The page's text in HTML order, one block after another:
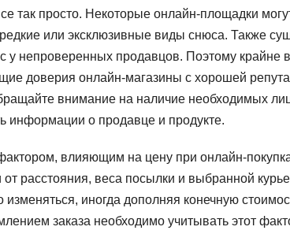
так просто. Некоторые онлайн-площадки
или эксклюзивные виды снюса. Также
у непроверенных продавцов. Поэтому
доверия онлайн-магазины с хорошей
внимание на наличие необходимых
информации о продавце и продукте.
влияющим на цену при онлайн-
от расстояния, веса посылки и выбранной
изменяться, иногда дополняя конечную
заказа необходимо учитывать этот